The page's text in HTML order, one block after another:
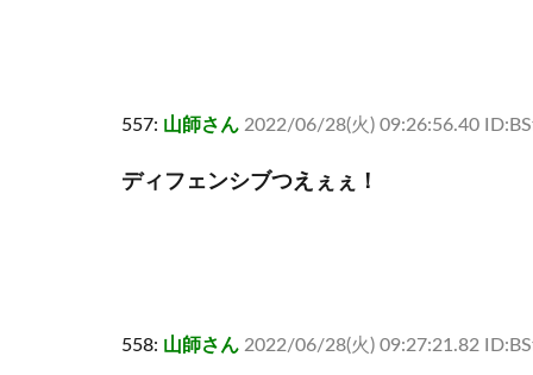
557: 山師さん 2022/06/28(火) 09:26:56.40
ディフェンシブつえぇぇ！
558: 山師さん 2022/06/28(火) 09:27:21.82